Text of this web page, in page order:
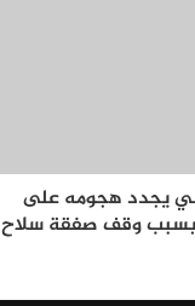
يجدد هجومه على
بسبب وقف صفقة سلاح